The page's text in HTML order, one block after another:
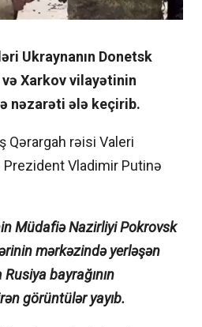
Ukraynanın Donetsk
Xarkov vilayətinin
nəzarəti ələ keçirib.
Qərargah rəisi Valeri
Vladimir Putinə
Müdafiə Nazirliyi Pokrovsk
mərkəzində yerləşən
bayrağının
görüntülər yayıb.